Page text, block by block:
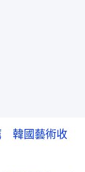
韓國藝術收